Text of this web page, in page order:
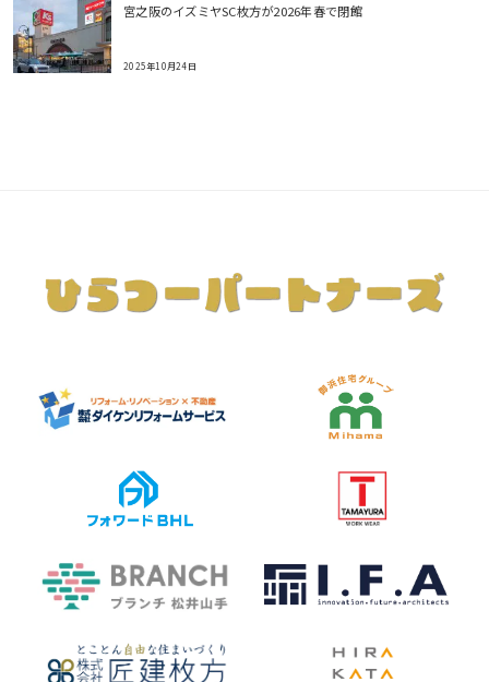
宮之阪のイズミヤSC枚方が2026年春で閉館
2025年10月24日